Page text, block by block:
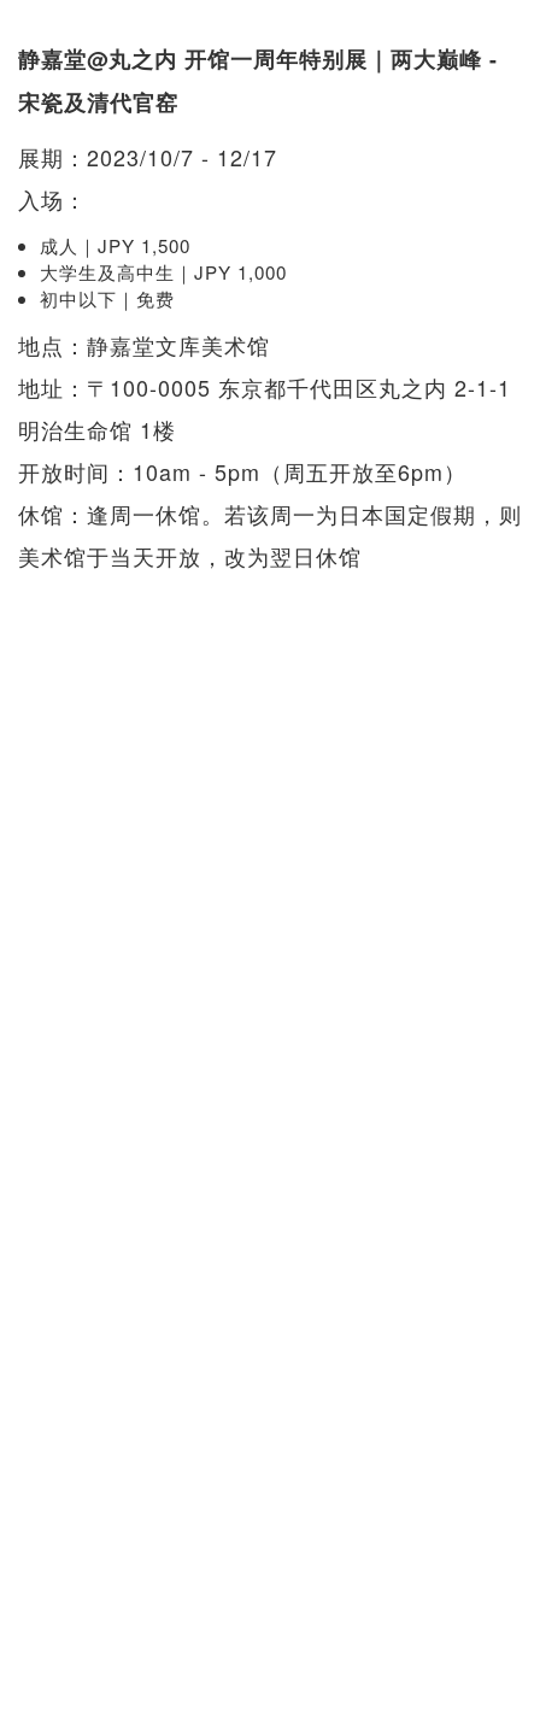
静嘉堂@丸之内 开馆一周年特别展｜两大巅峰 -
宋瓷及清代官窑
展期：2023/10/7 - 12/17
入场：
成人｜JPY 1,500
大学生及高中生｜JPY 1,000
初中以下｜免费
地点：静嘉堂文库美术馆
地址：〒100-0005 东京都千代田区丸之内 2-1-1
明治生命馆 1楼
开放时间：10am - 5pm（周五开放至6pm）
休馆：逢周一休馆。若该周一为日本国定假期，则
美术馆于当天开放，改为翌日休馆